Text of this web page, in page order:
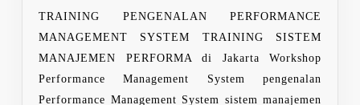
SYSTEM
TRAINING PENGENALAN PERFORMANCE
MANAGEMENT SYSTEM TRAINING SISTEM
MANAJEMEN PERFORMA di Jakarta Workshop
Performance Management System pengenalan
Performance Management System sistem manajemen